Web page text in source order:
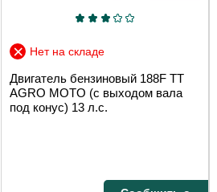
Нет на складе
Двигатель бензиновый 188F TT
AGRO MOTO (с выходом вала
под конус) 13 л.с.